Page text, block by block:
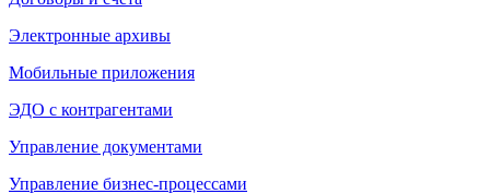
Электронные архивы
Мобильные приложения
ЭДО с контрагентами
Управление документами
Управление бизнес-процессами